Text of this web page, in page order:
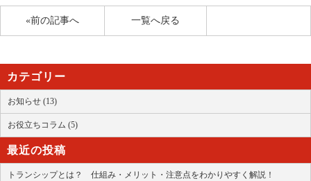
«前の記事へ 一覧へ戻る
カテゴリー
お知らせ (13)
お役立ちコラム (5)
最近の投稿
トランシップとは？ 仕組み・メリット・注意点をわかりやすく解説！